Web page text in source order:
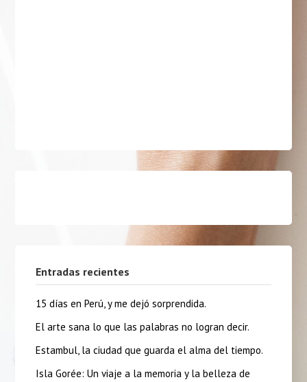
Entradas recientes
15 días en Perú, y me dejó sorprendida.
El arte sana lo que las palabras no logran decir.
Estambul, la ciudad que guarda el alma del tiempo.
Isla Gorée: Un viaje a la memoria y la belleza de